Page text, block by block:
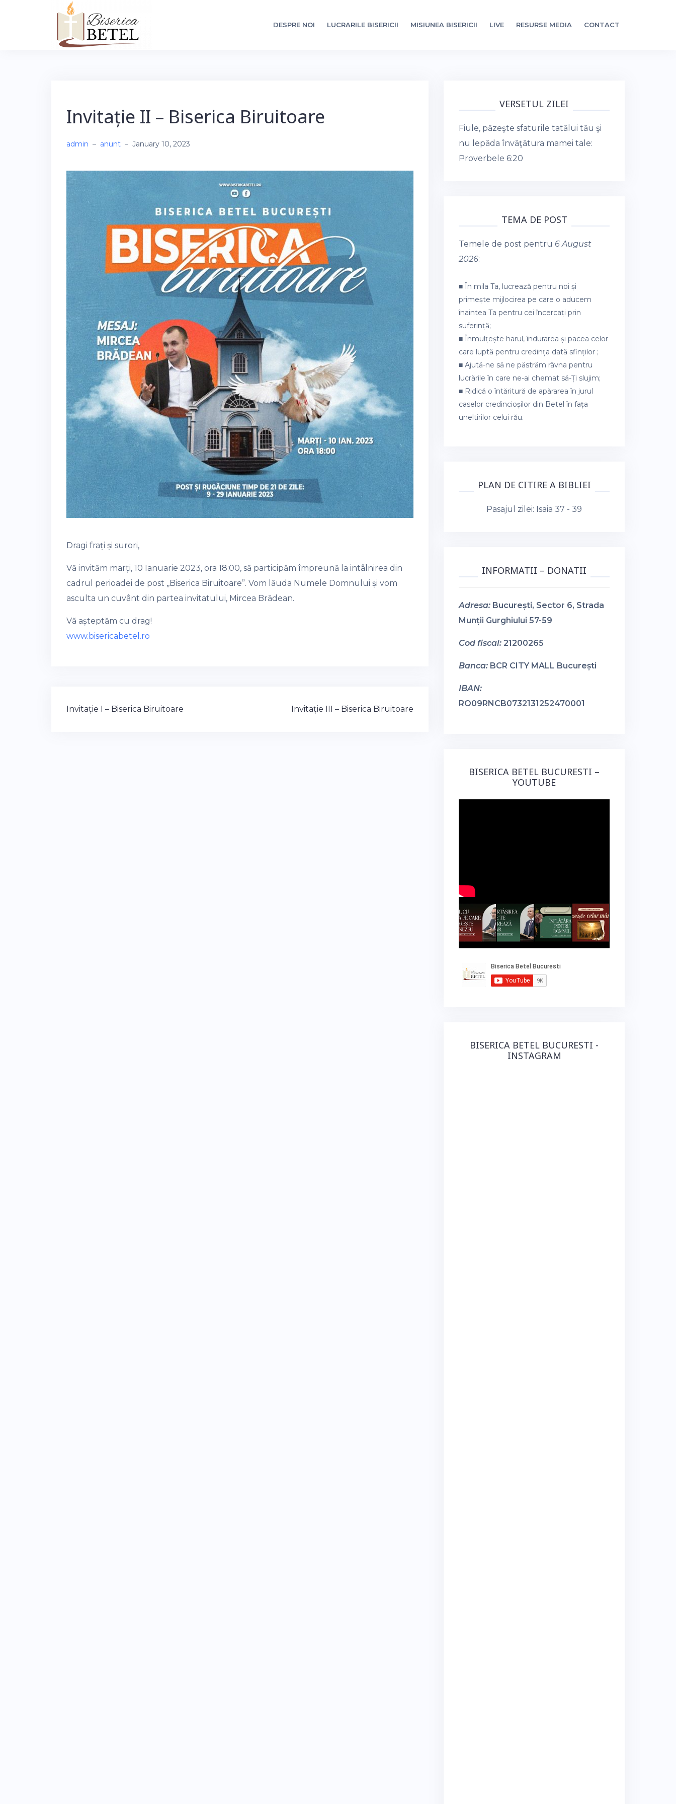
DESPRE NOI LUCRARILE BISERICII MISIUNEA BISERICII LIVE RESURSE MEDIA CONTACT
Invitație II – Biserica Biruitoare
admin – anunt – January 10, 2023
Dragi frați și surori,
Vă invităm marți, 10 Ianuarie 2023, ora 18:00, să participăm împreună la intâlnirea din
cadrul perioadei de post ,,Biserica Biruitoare”. Vom lăuda Numele Domnului și vom
asculta un cuvânt din partea invitatului, Mircea Brădean.
Vă așteptăm cu drag!
www.bisericabetel.ro
Post
Invitație I – Biserica Biruitoare Invitație III – Biserica Biruitoare
VERSETUL ZILEI
Fiule, păzeşte sfaturile tatălui tău şi
nu lepăda învăţătura mamei tale:
Proverbele 6:20
TEMA DE POST
Temele de post pentru 6 August
2026:
■ În mila Ta, lucrează pentru noi și
primește mijlocirea pe care o aducem
înaintea Ta pentru cei încercați prin
suferință;
■ Înmulțește harul, îndurarea și pacea celor
care luptă pentru credința dată sfinților ;
■ Ajută-ne să ne păstrăm râvna pentru
lucrările în care ne-ai chemat să-Ți slujim;
■ Ridică o întăritură de apărarea în jurul
caselor credincioșilor din Betel în fața
uneltirilor celui rău.
PLAN DE CITIRE A BIBLIEI
Pasajul zilei: Isaia 37 - 39
INFORMATII – DONATII
Adresa: București, Sector 6, Strada
Munții Gurghiului 57-59
Cod fiscal: 21200265
Banca: BCR CITY MALL București
IBAN:
RO09RNCB0732131252470001
BISERICA BETEL BUCURESTI –
YOUTUBE
BISERICA BETEL BUCURESTI -
INSTAGRAM